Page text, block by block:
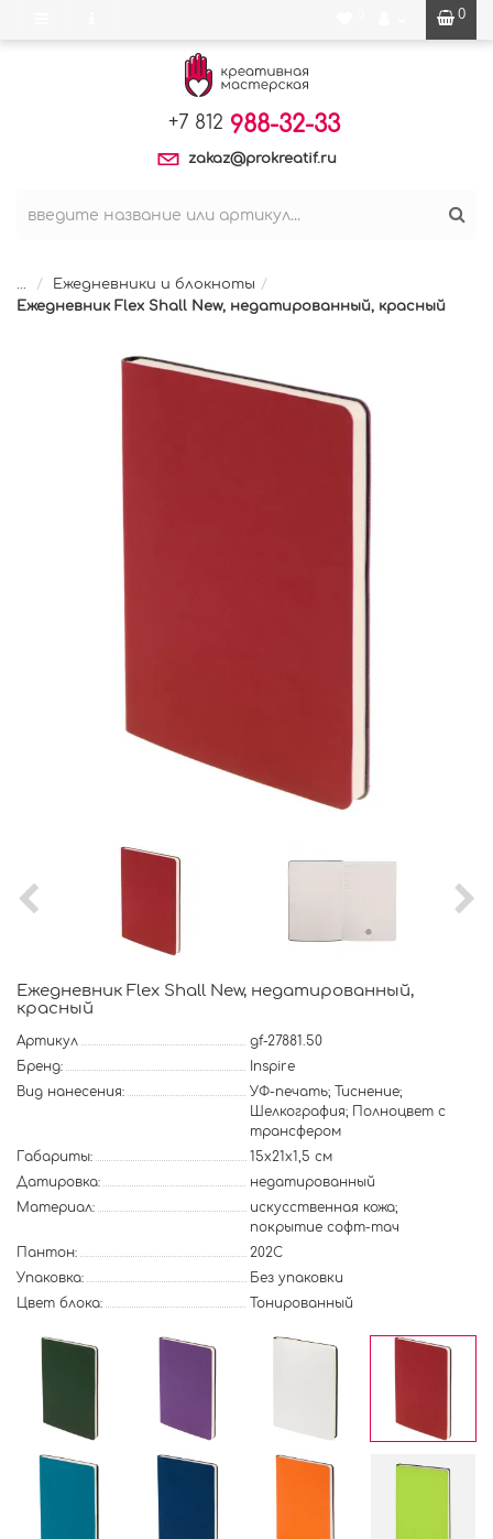
0
+7 812 988-32-33
zakaz@prokreatif.ru
...
Ежедневники и блокноты
Ежедневник Flex Shall New, недатированный, красный
Ежедневник Flex Shall New, недатированный,
красный
Артикул
gf-27881.50
Бренд:
Inspire
Вид нанесения:
УФ-печать; Тиснение;
Шелкография; Полноцвет с
трансфером
Габариты:
15х21х1,5 см
Датировка:
недатированный
Материал:
искусственная кожа;
покрытие софт-тач
Пантон:
202C
Упаковка:
Без упаковки
Цвет блока:
Тонированный